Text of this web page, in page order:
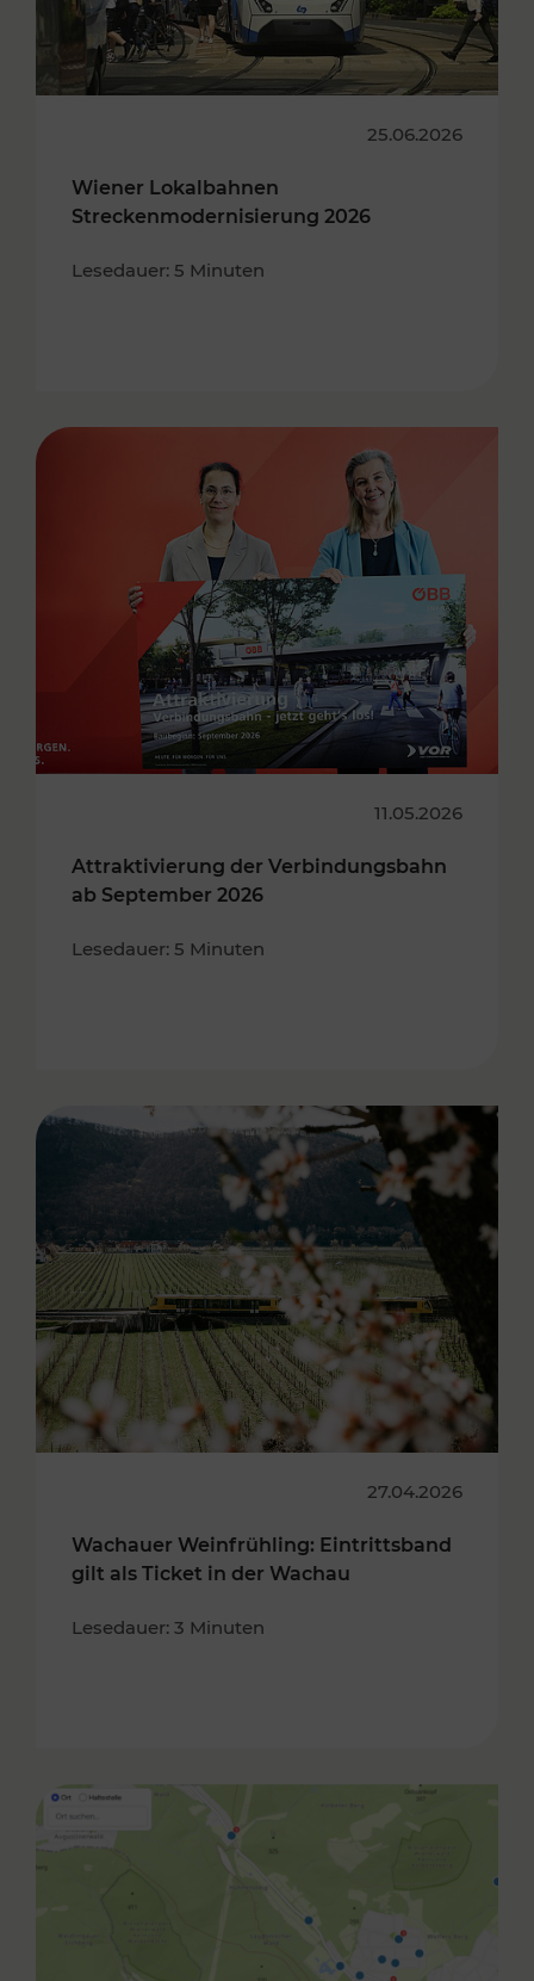
25.06.2026
Wiener Lokalbahnen
Streckenmodernisierung 2026
Lesedauer: 5 Minuten
11.05.2026
Attraktivierung der Verbindungsbahn
ab September 2026
Lesedauer: 5 Minuten
27.04.2026
Wachauer Weinfrühling: Eintrittsband
gilt als Ticket in der Wachau
Lesedauer: 3 Minuten